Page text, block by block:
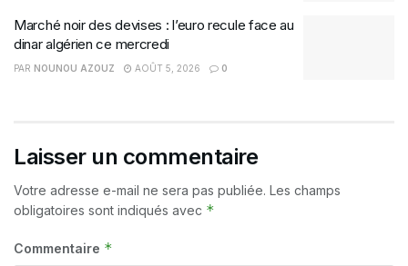
Marché noir des devises : l’euro recule face au
dinar algérien ce mercredi
PAR NOUNOU AZOUZ AOÛT 5, 2026 0
Laisser un commentaire
Votre adresse e-mail ne sera pas publiée. Les champs
obligatoires sont indiqués avec *
Commentaire *